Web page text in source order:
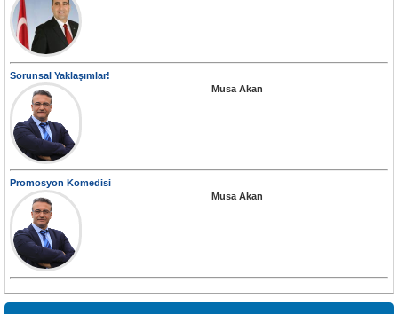
Sorunsal Yaklaşımlar!
Musa Akan
Promosyon Komedisi
Musa Akan